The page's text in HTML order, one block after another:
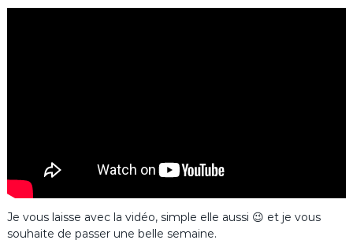
Je vous laisse avec la vidéo, simple elle aussi 😉 et je vous
souhaite de passer une belle semaine.